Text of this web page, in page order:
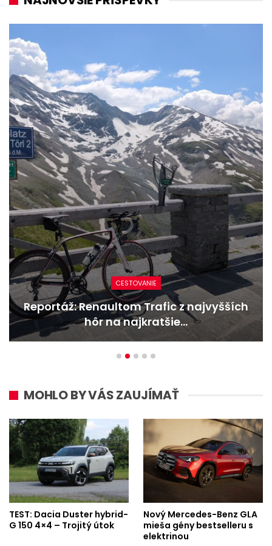
NOVINKY
Nový Mercedes-Benz GLA
bestselleru s elektrinou
MOHLO BY VÁS ZAUJÍMAŤ
TEST: Dacia Duster hybrid-
G 150 4×4 – Trojitý útok
Nový Mercedes-Benz GLA
mieša gény bestselleru s
elektrinou